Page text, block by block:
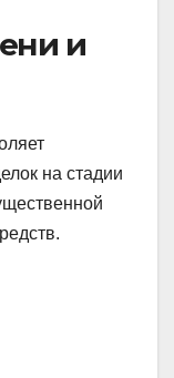
и
на стадии